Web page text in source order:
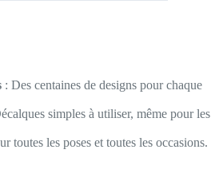
: Des centaines de designs pour chaque
simples à utiliser, même pour les
toutes les poses et toutes les occasions.